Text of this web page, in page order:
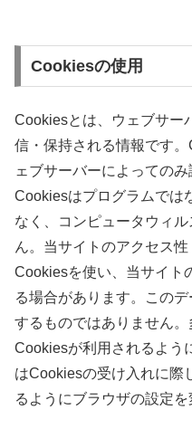
Cookiesの使用
Cookiesとは、ウェブサー
信・保持される情報です
ェブサーバーによっての
Cookiesはプログラムでは
なく、コンピュータウィ
ん。当サイトのアクセス
Cookiesを使い、当サイト
る場合があります。この
するものではありません
Cookiesが利用されるよう
はCookiesの受け入れに際
るようにブラウザの設定を